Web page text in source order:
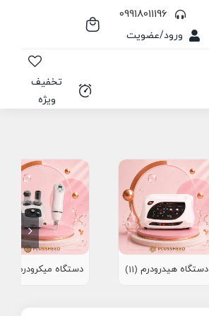
09918011196
ورود/عضویت
تخفیف
ویژه
دستگاه هیدرودرم (11) دستگاه میکرودرم